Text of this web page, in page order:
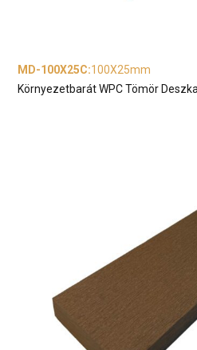
MD-100X25C:100X25mm
Környezetbarát WPC Tömör Deszka